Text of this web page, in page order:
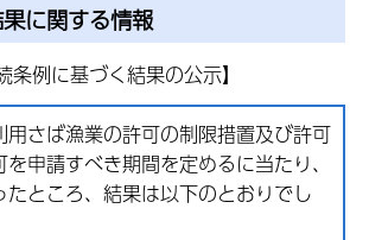
に関する情報
条例に基づく結果の公示】
用さば漁業の許可の制限措置及び許可
申請すべき期間を定めるに当たり、
ところ、結果は以下のとおりでし